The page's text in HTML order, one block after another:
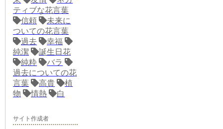
ティブな花言葉
信頼
未来に
ついての花言葉
過去
幸福
純潔
誕生日花
純粋
バラ
過去についての花
言葉
高貴
植
物
情熱 白
サイト作成者